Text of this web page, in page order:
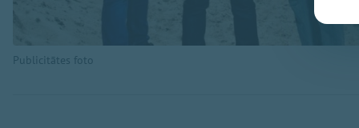
Publicitātes foto